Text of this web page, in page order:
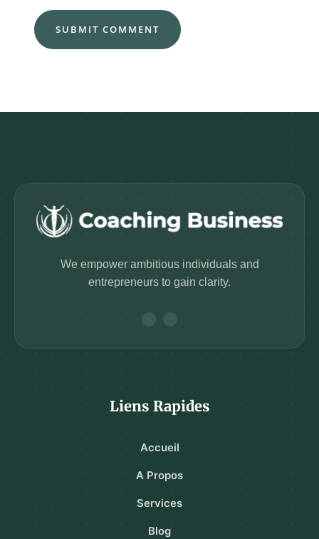
We empower ambitious individuals and
entrepreneurs to gain clarity.
Liens Rapides
Accueil
A Propos
Services
Blog